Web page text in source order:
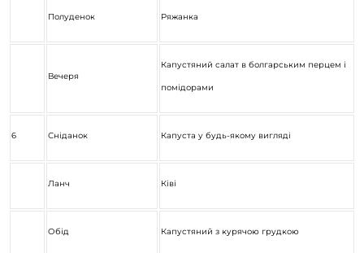
Полуденок Ряжанка
Вечеря
Капустяний салат в болгарським перцем і
помідорами
6 Сніданок Капуста у будь-якому вигляді
Ланч Ківі
Обід Капустяний з курячою грудкою